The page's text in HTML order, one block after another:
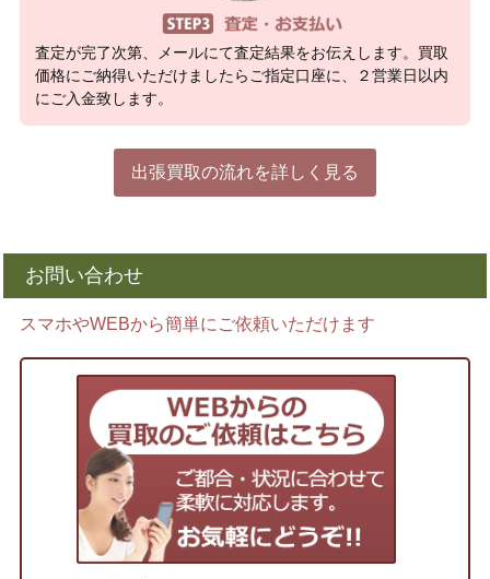
査定が完了次第、メールにて査定結果をお伝えします。買取
価格にご納得いただけましたらご指定口座に、２営業日以内
にご入金致します。
出張買取の流れを詳しく見る
お問い合わせ
スマホやWEBから簡単にご依頼いただけます